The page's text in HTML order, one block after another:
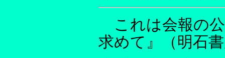
これは会報の
求めて』（明石